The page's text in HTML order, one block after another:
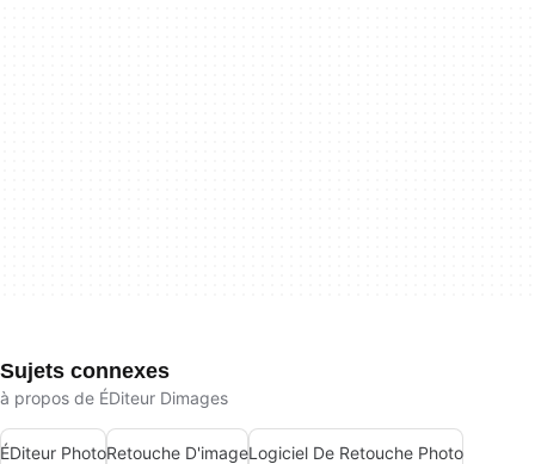
Sujets connexes
à propos de ÉDiteur Dimages
ÉDiteur PhotoRetouche D'imageLogiciel De Retouche Photo